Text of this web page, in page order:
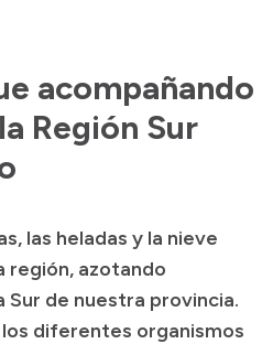
acompañando
Región Sur
las heladas y la nieve
región, azotando
Sur de nuestra provincia.
diferentes organismos